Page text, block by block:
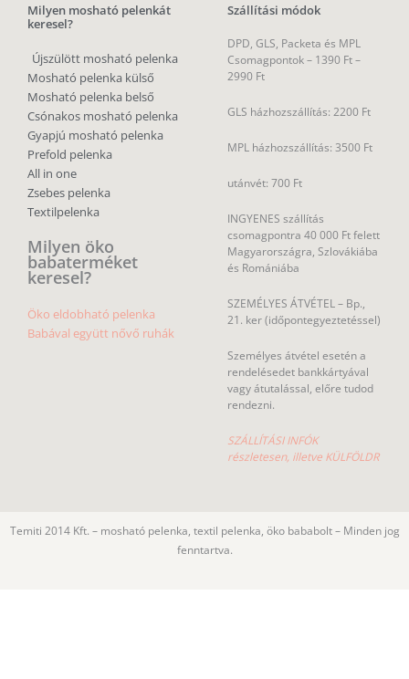
Milyen mosható pelenkát
keresel?
Újszülött mosható pelenka
Mosható pelenka külső
Mosható pelenka belső
Csónakos mosható pelenka
Gyapjú mosható pelenka
Prefold pelenka
All in one
Zsebes pelenka
Textilpelenka
Milyen öko
babaterméket
keresel?
Öko eldobható pelenka
Babával együtt nővő ruhák
Szállítási módok
DPD, GLS, Packeta és MPL
Csomagpontok – 1390 Ft –
2990 Ft
GLS házhozszállítás: 2200 Ft
MPL házhozszállítás: 3500 Ft
utánvét: 700 Ft
INGYENES szállítás
csomagpontra 40 000 Ft felett
Magyarországra, Szlovákiába
és Romániába
SZEMÉLYES ÁTVÉTEL – Bp.,
21. ker (időpontegyeztetéssel)
Személyes átvétel esetén a
rendelésedet bankkártyával
vagy átutalással, előre tudod
rendezni.
SZÁLLÍTÁSI INFÓK
részletesen, illetve KÜLFÖLDR
Temiti 2014 Kft. – mosható pelenka, textil pelenka, öko bababolt – Minden jog
fenntartva.